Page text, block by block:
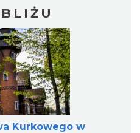
Kurkowego w